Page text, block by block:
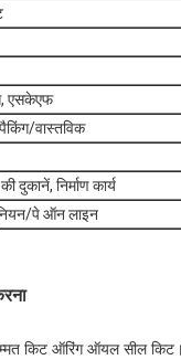
एसकेएफ
वास्तविक
दुकानें, निर्माण कार्य
पे ऑन लाइन
किट ऑरिंग ऑयल सील